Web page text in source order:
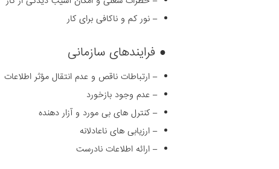
– نور کم و ناکافی برای کار
● فرایندهای سازمانی
– ارتباطات ناقص و عدم انتقال مؤثر اطلاعات
– عدم وجود بازخورد
– کنترل های بی مورد و آزار دهنده
– ارزیابی های ناعادلانه
– ارائه اطلاعات نادرست